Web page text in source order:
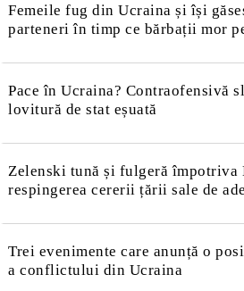
Femeile fug din Ucraina și își
parteneri în timp ce bărbații mor
Pace în Ucraina? Contraofensivă
lovitură de stat eșuată
Zelenski tună și fulgeră împotriva
respingerea cererii țării sale de
Trei evenimente care anunță o
a conflictului din Ucraina